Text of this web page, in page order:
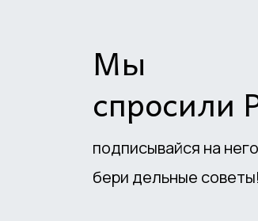
Мы
спросили
подписывайся на
бери дельные советы!